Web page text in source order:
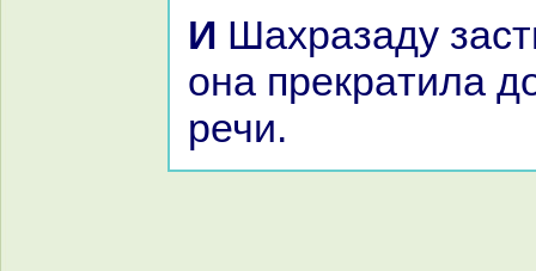
И Шахpaзаду застигав утро, и
онa прекpaтила
речи.